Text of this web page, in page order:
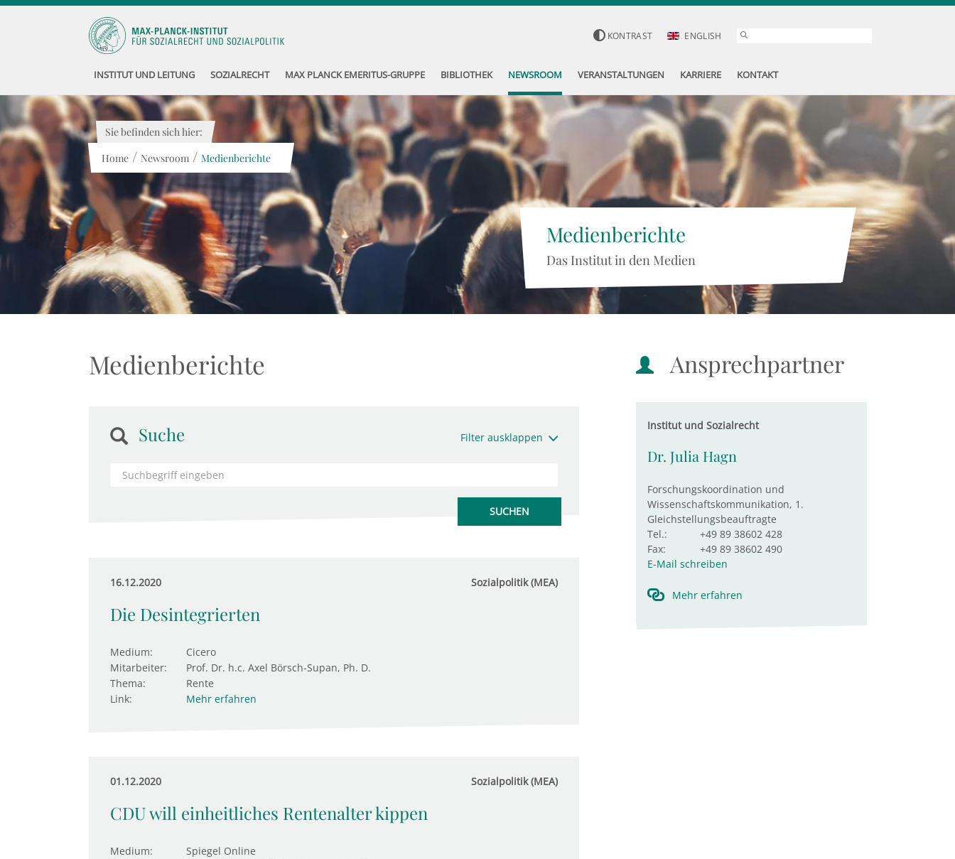
KONTRAST ENGLISH
INSTITUT UND LEITUNG SOZIALRECHT MAX PLANCK EMERITUS-GRUPPE BIBLIOTHEK NEWSROOM VERANSTALTUNGEN KARRIERE KONTAKT
Medienberichte
Das Institut in den Medien
Sie befinden sich hier:
Home / Newsroom / Medienberichte
Medienberichte
Suche Filter ausklappen
16.12.2020 Sozialpolitik (MEA)
Die Desintegrierten
Medium:
Cicero
Mitarbeiter:
Prof. Dr. h.c. Axel Börsch-Supan, Ph. D.
Thema:
Rente
Link:
Mehr erfahren
01.12.2020 Sozialpolitik (MEA)
CDU will einheitliches Rentenalter kippen
Medium:
Spiegel Online
Ansprechpartner
Institut und Sozialrecht
Dr. Julia Hagn
Forschungskoordination und
Wissenschaftskommunikation, 1.
Gleichstellungsbeauftragte
Tel.:
+49 89 38602 428
Fax:
+49 89 38602 490
E-Mail schreiben
Mehr erfahren